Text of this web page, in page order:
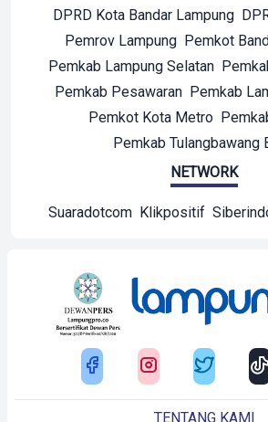
DPRD Kota Bandar Lampung
Pemrov Lampung Pemkot
Pemkab Lampung Selatan
Pemkab Pesawaran Pemkab
Pemkot Kota Metro
Pemkab Tulangbawang
NETWORK
Suaradotcom Klikpositif
TENTANG KAMI